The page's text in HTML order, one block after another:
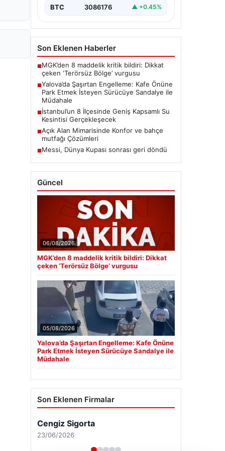
BTC 3086176 ▲ +0.45%
Son Eklenen Haberler
■MGK’den 8 maddelik kritik bildiri: Dikkat
çeken ‘Terörsüz Bölge’ vurgusu
■Yalova’da Şaşırtan Engelleme: Kafe Önüne
Park Etmek İsteyen Sürücüye Sandalye ile
Müdahale
■İstanbul’un 8 İlçesinde Geniş Kapsamlı Su
Kesintisi Gerçekleşecek
■Açık Alan Mimarisinde Konfor ve bahçe
mutfağı Çözümleri
■Messi, Dünya Kupası sonrası geri döndü
Güncel
06/08/2026
MGK’den 8 maddelik kritik bildiri: Dikkat
çeken ‘Terörsüz Bölge’ vurgusu
05/08/2026
Yalova’da Şaşırtan Engelleme: Kafe Önüne
Park Etmek İsteyen Sürücüye Sandalye ile
Müdahale
Son Eklenen Firmalar
Cengiz Sigorta
23/06/2026